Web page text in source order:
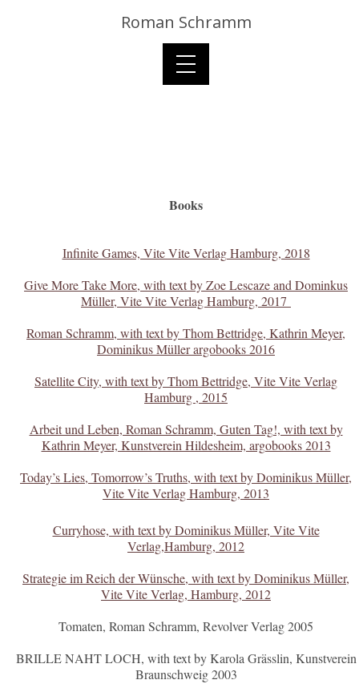
Roman Schramm
Books
Infinite Games, Vite Vite Verlag Hamburg, 2018
Give More Take More, with text by Zoe Lescaze and Dominkus
Müller, Vite Vite Verlag Hamburg, 2017
Roman Schramm, with text by Thom Bettridge, Kathrin Meyer,
Dominikus Müller argobooks 2016
Satellite City, with text by Thom Bettridge, Vite Vite Verlag
Hamburg , 2015
Arbeit und Leben, Roman Schramm, Guten Tag!, with text by
Kathrin Meyer, Kunstverein Hildesheim, argobooks 2013
Today’s Lies, Tomorrow’s Truths, with text by Dominikus Müller,
Vite Vite Verlag Hamburg, 2013
Curryhose, with text by Dominikus Müller, Vite Vite
Verlag,Hamburg, 2012
Strategie im Reich der Wünsche, with text by Dominikus Müller,
Vite Vite Verlag, Hamburg, 2012
Tomaten, Roman Schramm, Revolver Verlag 2005
BRILLE NAHT LOCH, with text by Karola Grässlin, Kunstverein
Braunschweig 2003